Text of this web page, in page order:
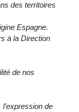
des territoires
Espagne.
à la Direction
de nos
de